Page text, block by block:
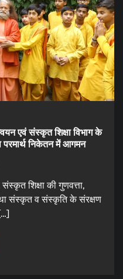
एवं संस्कृत शिक्षा विभाग के
परमार्थ निकेतन में आगमन
शिक्षा की गुणवत्ता,
संस्कृत व संस्कृति के संरक्षण